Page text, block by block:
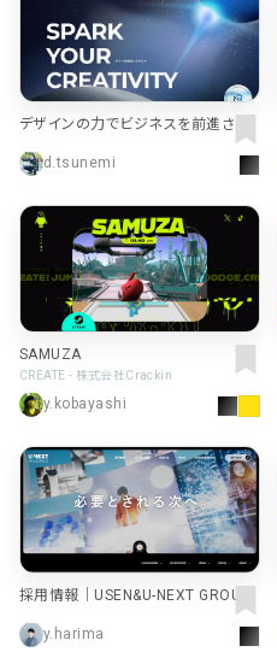
デザインの力でビジネスを前進させ
る｜グッドパッチデザインパートナー
シップd.tsunemi
SAMUZA
CREATE - 株式会社Crackin
y.kobayashi
採用情報｜USEN&U-NEXT GROUP
y.harima